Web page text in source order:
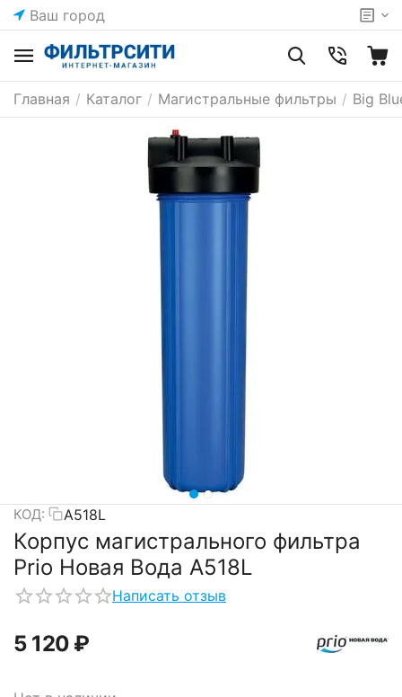
Ваш город
Главная / Каталог / Магистральные фильтры / Big
КОД: A518L
Корпус магистрального фильтра
Prio Новая Вода A518L
Написать отзыв
5 120 ₽